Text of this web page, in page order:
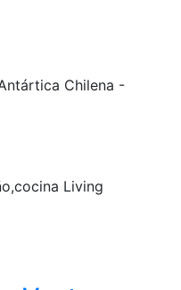
Chilena -
Living